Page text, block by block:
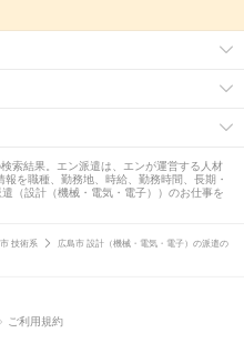
索結果。エン派遣は、エンが運営する人材
を職種、勤務地、時給、勤務時間、長期・
（設計（機械・電気・電子））のお仕事を
技術系
広島市 設計（機械・電気・電子）の派遣の
ご利用規約